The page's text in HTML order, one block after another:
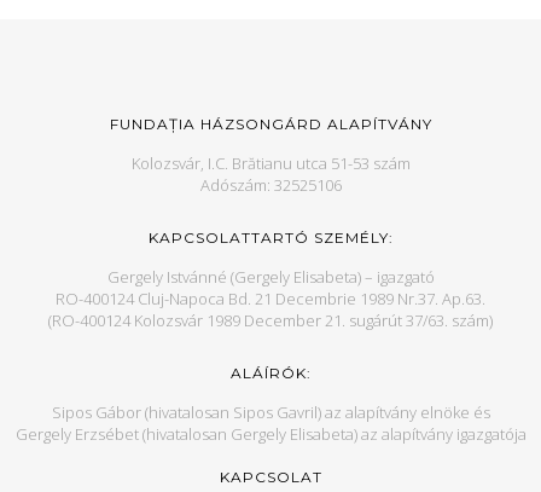
FUNDAȚIA HÁZSONGÁRD ALAPÍTVÁNY
Kolozsvár, I.C. Brătianu utca 51-53 szám
Adószám: 32525106
KAPCSOLATTARTÓ SZEMÉLY:
Gergely Istvánné (Gergely Elisabeta) – igazgató
RO-400124 Cluj-Napoca Bd. 21 Decembrie 1989 Nr.37. Ap.63.
(RO-400124 Kolozsvár 1989 December 21. sugárút 37/63. szám)
ALÁÍRÓK:
Sipos Gábor (hivatalosan Sipos Gavril) az alapítvány elnöke és
Gergely Erzsébet (hivatalosan Gergely Elisabeta) az alapítvány igazgatója
KAPCSOLAT